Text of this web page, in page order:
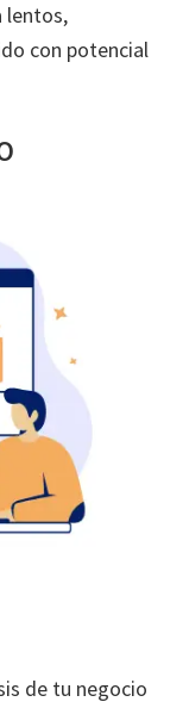
lentos,
con potencial
de tu negocio